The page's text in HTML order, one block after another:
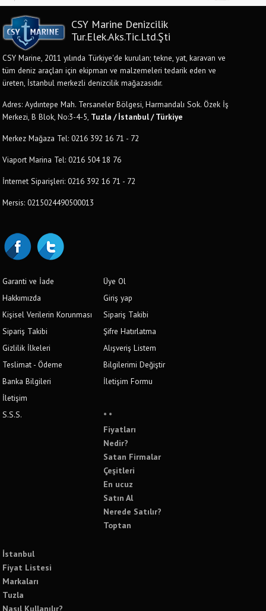
CSY Marine Denizcilik
Tur.Elek.Aks.Tic.Ltd.Şti
CSY Marine, 2011 yılında Türkiye'de kurulan; tekne, yat, karavan ve
tüm deniz araçları için ekipman ve malzemeleri tedarik eden ve
üreten, İstanbul merkezli denizcilik mağazasıdır.
Adres: Aydıntepe Mah. Tersaneler Bölgesi, Harmandalı Sok. Özek İş
Merkezi, B Blok, No:3-4-5, Tuzla / İstanbul / Türkiye
Merkez Mağaza Tel: 0216 392 16 71 - 72
Viaport Marina Tel: 0216 504 18 76
İnternet Siparişleri: 0216 392 16 71 - 72
Mersis: 0215024490500013
Garanti ve İade
Hakkımızda
Kişisel Verilerin Korunması
Sipariş Takibi
Gizlilik İlkeleri
Teslimat - Ödeme
Banka Bilgileri
İletişim
S.S.S.
Üye Ol
Giriş yap
Sipariş Takibi
Şifre Hatırlatma
Alışveriş Listem
Bilgilerimi Değiştir
İletişim Formu
* *
Fiyatları
Nedir?
Satan Firmalar
Çeşitleri
En ucuz
Satın Al
Nerede Satılır?
Toptan
İstanbul
Fiyat Listesi
Markaları
Tuzla
Nasıl Kullanılır?